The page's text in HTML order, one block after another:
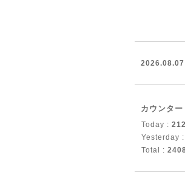
カウンター
Today : 212
Yesterday :
Total :